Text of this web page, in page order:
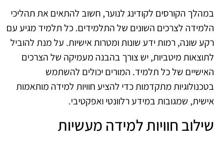
במהלך הקורסים לקודינג לנוער, חשוב להתאים את תהליכי
הלמידה לצרכים השונים של התלמידים. כל תלמיד מגיע עם
רקע שונה, רמות ידע שונות ומטרות אישיות. על מנת להוביל
לתוצאות מיטביות, יש צורך בהבנה מעמיקה של הצרכים
האישיים של כל תלמיד. המורים יכולים להשתמש
בטכנולוגיות מתקדמות כדי להציע חוויות למידה מותאמות
אישית, שמגובות במידע רלוונטי ואפקטיבי.
שילוב חוויות למידה מעשיות